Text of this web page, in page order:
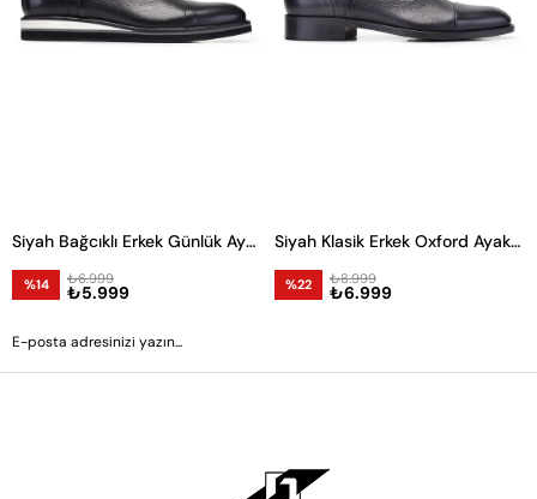
Siyah Bağcıklı Erkek Günlük Ayakkabı
%14 ₺5.999
₺6.999
Siyah Klasik Erkek Oxford Ayakkabı
%22 ₺6.999
₺8.999